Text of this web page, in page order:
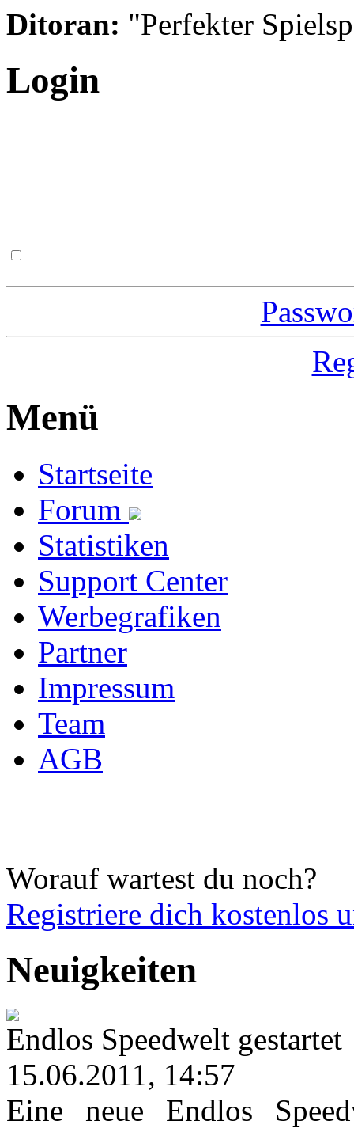
Ditoran: "Perfekter
Login
Menü
Startseite
Forum
Statistiken
Support Center
Werbegrafiken
Partner
Impressum
Team
AGB
Worauf wartest du noch?
Registriere dich kostenlos
Neuigkeiten
Endlos Speedwelt gestartet
15.06.2011, 14:57
Eine neue Endlos